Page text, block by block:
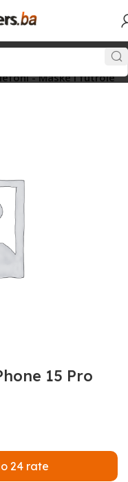
- Maske i futrole
15 Pro
24 rate